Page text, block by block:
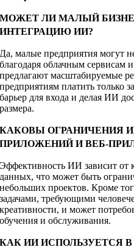
МОЖЕТ ЛИ МАЛЫЙ
ИНТЕГРАЦИЮ ИИ?
Да, малые предприятия могут
благодаря облачным
предлагают масштабируемые
предприятиям платить только
барьер для входа и делая ИИ
размера.
КАКОВЫ ОГРАНИЧЕНИЯ
ПРИЛОЖЕНИЙ И ВЕБ-
Эффективность ИИ зависит от
данных, что может быть
небольших проектов. Кроме
задачами, требующими
креативности, и может
обучения и обслуживания.
КАК ИИ ИСПОЛЬЗУЕТСЯ